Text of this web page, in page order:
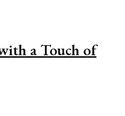
a Touch of